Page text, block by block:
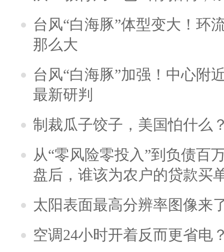
台风“白海豚”体型变大！环
那么大
台风“白海豚”加强！中心附
最新研判
制裁瓜子饺子，美国怕什么
从“零风险零投入”到负债百
盘后，谁该为农户的贷款买
太阳表面最高分辨率图像来
空调24小时开着反而更省电